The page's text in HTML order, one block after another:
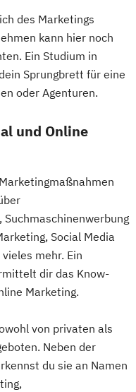
des Marketings
kann hier noch
Ein Studium in
Sprungbrett für eine
oder Agenturen.
und Online
Suchmaschinenwerbung
Social Media
mehr. Ein
dir das Know-
Marketing.
von privaten als
Neben der
du sie an Namen